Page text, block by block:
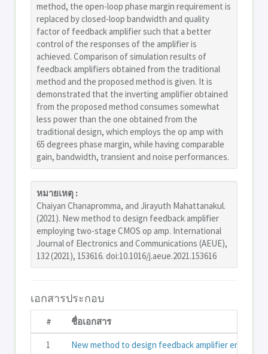
method, the open-loop phase margin requirement is
replaced by closed-loop bandwidth and quality
factor of feedback amplifier such that a better
control of the responses of the amplifier is
achieved. Comparison of simulation results of
feedback amplifiers obtained from the traditional
method and the proposed method is given. It is
demonstrated that the inverting amplifier obtained
from the proposed method consumes somewhat
less power than the one obtained from the
traditional design, which employs the op amp with
65 degrees phase margin, while having comparable
gain, bandwidth, transient and noise performances.
หมายเหตุ :
Chaiyan Chanapromma, and Jirayuth Mahattanakul.
(2021). New method to design feedback amplifier
employing two-stage CMOS op amp. International
Journal of Electronics and Communications (AEUE),
132 (2021), 153616. doi:10.1016/j.aeue.2021.153616
เอกสารประกอบ
# ชื่อเอกสาร
1 New method to design feedback amplifier